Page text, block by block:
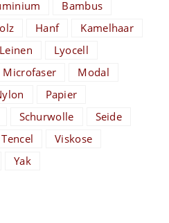
Bambus
Hanf
Kamelhaar
Leinen
Lyocell
Microfaser
Modal
Papier
Schurwolle
Seide
Tencel
Viskose
Yak